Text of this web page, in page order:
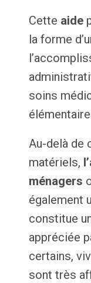
Cette aide
la forme
soins
Au-delà de
matériels,
ménagers
également
constitue
appréciée
certains,
sont très